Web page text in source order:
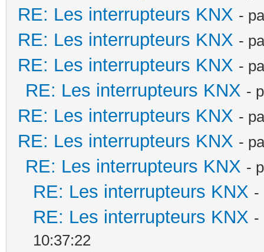
RE: Les interrupteurs KNX -
RE: Les interrupteurs KNX -
RE: Les interrupteurs KNX -
RE: Les interrupteurs KNX -
RE: Les interrupteurs KNX -
RE: Les interrupteurs KNX -
RE: Les interrupteurs KNX -
RE: Les interrupteurs KNX -
RE: Les interrupteurs KNX -
10:37:22